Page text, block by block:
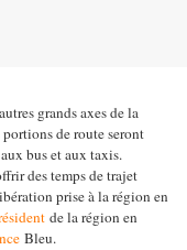
grands axes de la
de route seront
bus et aux taxis.
des temps de trajet
prise à la région en
de la région en
Bleu.